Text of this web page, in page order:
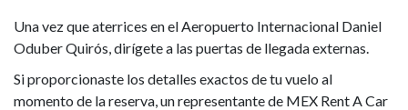
Una vez que aterrices en el Aeropuerto Internacional Daniel
Oduber Quirós, dirígete a las puertas de llegada externas.
Si proporcionaste los detalles exactos de tu vuelo al
momento de la reserva, un representante de MEX Rent A Car